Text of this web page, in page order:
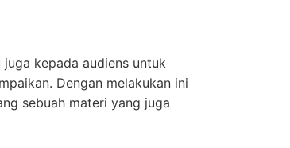
kepada audiens untuk
Dengan melakukan ini
sebuah materi yang juga